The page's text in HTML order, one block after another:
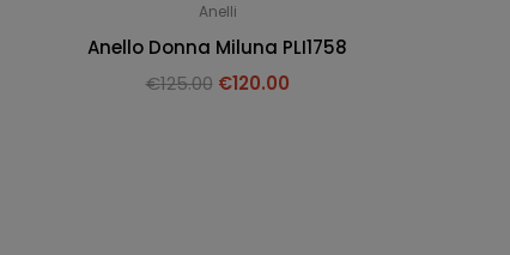
Anelli
Anello Donna Miluna PLI1758
€125.00 €120.00